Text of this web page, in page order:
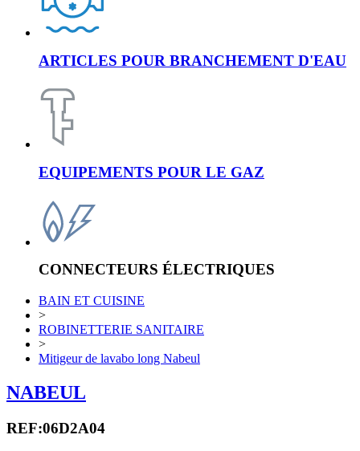
ARTICLES POUR BRANCHEMENT D'EAU
EQUIPEMENTS POUR LE GAZ
CONNECTEURS ÉLECTRIQUES
BAIN ET CUISINE
>
ROBINETTERIE SANITAIRE
>
Mitigeur de lavabo long Nabeul
NABEUL
REF:06D2A04